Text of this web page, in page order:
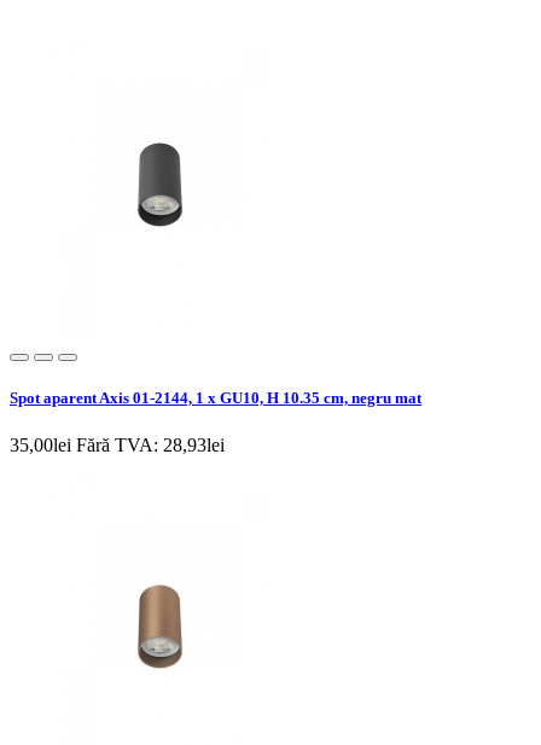
Spot aparent Axis 01-2144, 1 x GU10, H 10.35 cm, negru mat
35,00lei Fără TVA: 28,93lei